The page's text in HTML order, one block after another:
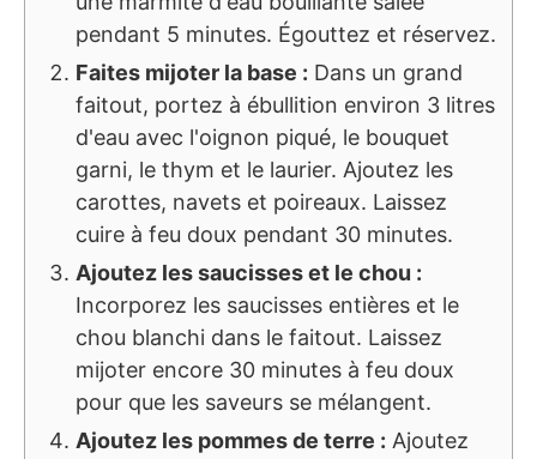
pendant 5 minutes. Égouttez et réservez.
Faites mijoter la base : Dans un grand
faitout, portez à ébullition environ 3 litres
d'eau avec l'oignon piqué, le bouquet
garni, le thym et le laurier. Ajoutez les
carottes, navets et poireaux. Laissez
cuire à feu doux pendant 30 minutes.
Ajoutez les saucisses et le chou :
Incorporez les saucisses entières et le
chou blanchi dans le faitout. Laissez
mijoter encore 30 minutes à feu doux
pour que les saveurs se mélangent.
Ajoutez les pommes de terre : Ajoutez